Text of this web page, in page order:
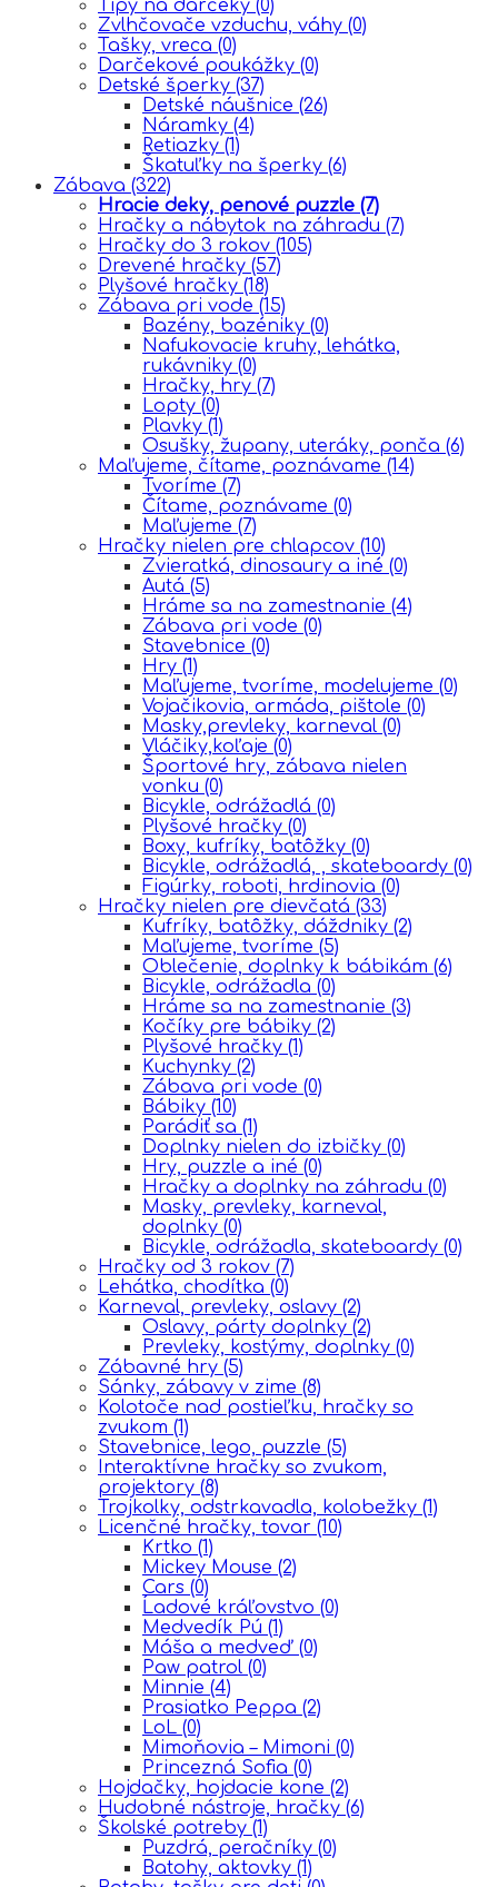
Tipy na darčeky (0)
Zvlhčovače vzduchu, váhy (0)
Tašky, vreca (0)
Darčekové poukážky (0)
Detské šperky (37)
Detské náušnice (26)
Náramky (4)
Retiazky (1)
Škatuľky na šperky (6)
Zábava (322)
Hracie deky, penové puzzle (7)
Hračky a nábytok na záhradu (7)
Hračky do 3 rokov (105)
Drevené hračky (57)
Plyšové hračky (18)
Zábava pri vode (15)
Bazény, bazéniky (0)
Nafukovacie kruhy, lehátka,
rukávniky (0)
Hračky, hry (7)
Lopty (0)
Plavky (1)
Osušky, župany, uteráky, ponča (6)
Maľujeme, čítame, poznávame (14)
Tvoríme (7)
Čítame, poznávame (0)
Maľujeme (7)
Hračky nielen pre chlapcov (10)
Zvieratká, dinosaury a iné (0)
Autá (5)
Hráme sa na zamestnanie (4)
Zábava pri vode (0)
Stavebnice (0)
Hry (1)
Maľujeme, tvoríme, modelujeme (0)
Vojačikovia, armáda, pištole (0)
Masky,prevleky, karneval (0)
Vláčiky,koľaje (0)
Športové hry, zábava nielen
vonku (0)
Bicykle, odrážadlá (0)
Plyšové hračky (0)
Boxy, kufríky, batôžky (0)
Bicykle, odrážadlá, , skateboardy (0)
Figúrky, roboti, hrdinovia (0)
Hračky nielen pre dievčatá (33)
Kufríky, batôžky, dáždniky (2)
Maľujeme, tvoríme (5)
Oblečenie, doplnky k bábikám (6)
Bicykle, odrážadla (0)
Hráme sa na zamestnanie (3)
Kočíky pre bábiky (2)
Plyšové hračky (1)
Kuchynky (2)
Zábava pri vode (0)
Bábiky (10)
Parádiť sa (1)
Doplnky nielen do izbičky (0)
Hry, puzzle a iné (0)
Hračky a doplnky na záhradu (0)
Masky, prevleky, karneval,
doplnky (0)
Bicykle, odrážadla, skateboardy (0)
Hračky od 3 rokov (7)
Lehátka, chodítka (0)
Karneval, prevleky, oslavy (2)
Oslavy, párty doplnky (2)
Prevleky, kostýmy, doplnky (0)
Zábavné hry (5)
Sánky, zábavy v zime (8)
Kolotoče nad postieľku, hračky so
zvukom (1)
Stavebnice, lego, puzzle (5)
Interaktívne hračky so zvukom,
projektory (8)
Trojkolky, odstrkavadla, kolobežky (1)
Licenčné hračky, tovar (10)
Krtko (1)
Mickey Mouse (2)
Cars (0)
Ĺadové kráľovstvo (0)
Medvedík Pú (1)
Máša a medveď (0)
Paw patrol (0)
Minnie (4)
Prasiatko Peppa (2)
LoL (0)
Mimoňovia – Mimoni (0)
Princezná Sofia (0)
Hojdačky, hojdacie kone (2)
Hudobné nástroje, hračky (6)
Školské potreby (1)
Puzdrá, peračníky (0)
Batohy, aktovky (1)